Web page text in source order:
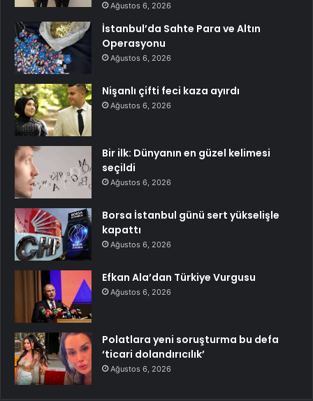
Ağustos 6, 2026
İstanbul’da Sahte Para ve Altın
Operasyonu
Ağustos 6, 2026
Nişanlı çifti feci kaza ayırdı
Ağustos 6, 2026
Bir ilk: Dünyanın en güzel kelimesi
seçildi
Ağustos 6, 2026
Borsa İstanbul günü sert yükselişle
kapattı
Ağustos 6, 2026
Efkan Ala’dan Türkiye Vurgusu
Ağustos 6, 2026
Polatlara yeni soruşturma bu defa
‘ticari dolandırıcılık’
Ağustos 6, 2026